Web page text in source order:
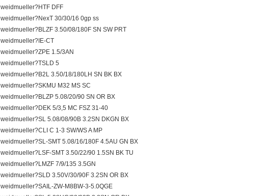
weidmueller?HTF DFF
weidmueller?NexT 30/30/16 0gp ss
weidmueller?BLZF 3.50/08/180F SN SW PRT
weidmueller?IE-CT
weidmueller?ZPE 1.5/3AN
weidmueller?TSLD 5
weidmueller?B2L 3.50/18/180LH SN BK BX
weidmueller?SKMU M32 MS SC
weidmueller?BLZP 5.08/20/90 SN OR BX
weidmueller?DEK 5/3,5 MC FSZ 31-40
weidmueller?SL 5.08/08/90B 3.2SN DKGN BX
weidmueller?CLI C 1-3 SW/WS A MP
weidmueller?SL-SMT 5.08/16/180F 4.5AU GN BX
weidmueller?LSF-SMT 3.50/22/90 1.5SN BK TU
weidmueller?LMZF 7/9/135 3.5GN
weidmueller?SLD 3.50V/30/90F 3.2SN OR BX
weidmueller?SAIL-ZW-M8BW-3-5.0QGE